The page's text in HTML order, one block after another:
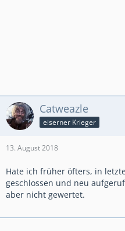
Catweazle
eiserner Krieger
13. August 2018
Hate ich früher öfters, in
geschlossen und neu
aber nicht gewertet.